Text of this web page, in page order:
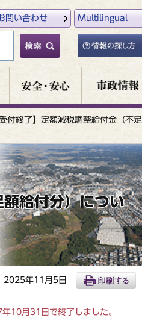
問い合わせ Multilingual
付終了】定額減税調整給付金（不足
給付分）につい
2025年11月5日
10月31日で終了しました。